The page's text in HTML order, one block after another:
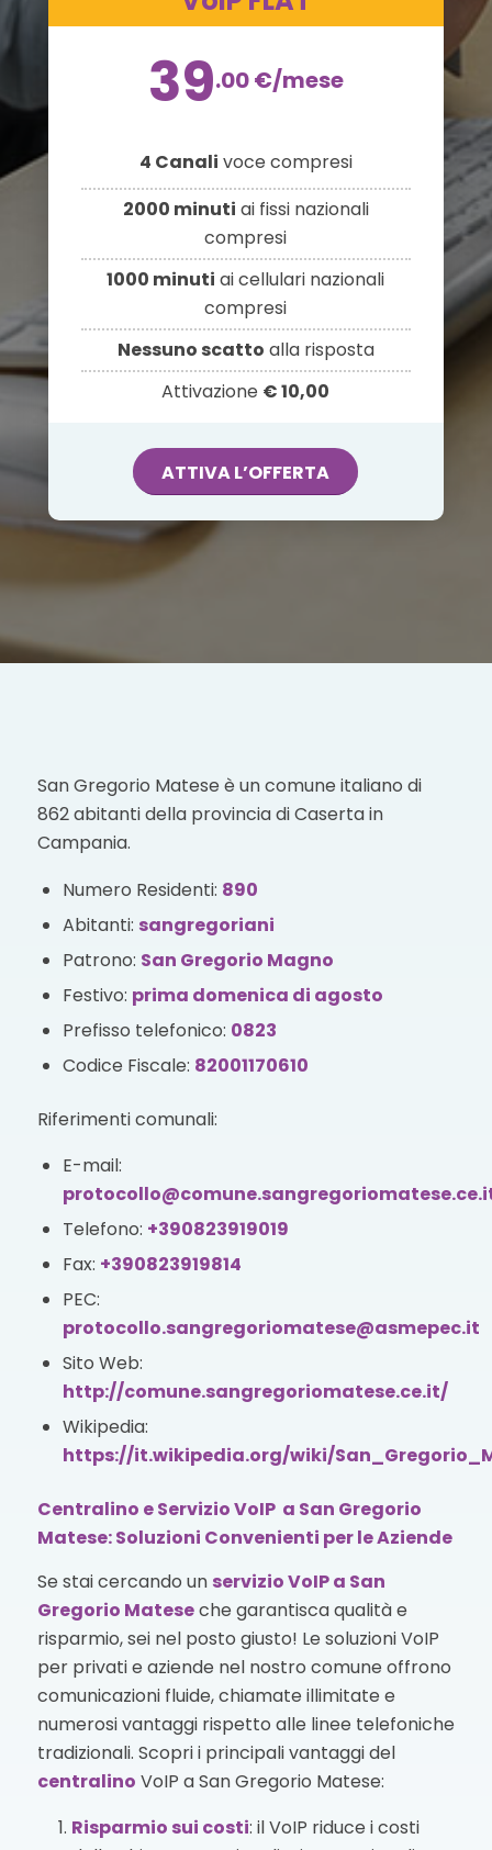
39.00€/mese
4 Canali voce compresi
2000 minuti ai fissi nazionali
compresi
1000 minuti ai cellulari nazionali
compresi
Nessuno scatto alla risposta
Attivazione € 10,00
ATTIVA L’OFFERTA
San Gregorio Matese è un comune italiano di
862 abitanti della provincia di Caserta in
Campania.
Numero Residenti: 890
Abitanti: sangregoriani
Patrono: San Gregorio Magno
Festivo: prima domenica di agosto
Prefisso telefonico: 0823
Codice Fiscale: 82001170610
Riferimenti comunali:
E-mail:
Telefono: +390823919019
Fax: +390823919814
PEC:
protocollo.sangregoriomatese@asmepec.it
Sito Web:
http://comune.sangregoriomatese.ce.it/
Wikipedia:
https://it.wikipedia.org/wiki/
Centralino e Servizio VoIP a San Gregorio
Matese: Soluzioni Convenienti per le Aziende
Se stai cercando un servizio VoIPa San
Gregorio Mateseche garantisca qualità e
risparmio, sei nel posto giusto! Le soluzioni VoIP
per privati e aziende nel nostro comune offrono
comunicazioni fluide, chiamate illimitate e
numerosi vantaggi rispetto alle linee telefoniche
tradizionali. Scopri i principali vantaggi del
centralino VoIP a San Gregorio Matese:
Risparmio sui costi: il VoIP riduce i costi